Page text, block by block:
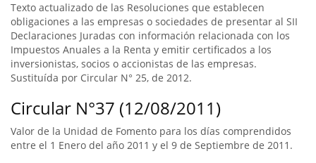
Texto actualizado de las Resoluciones que establecen
obligaciones a las empresas o sociedades de presentar al SII
Declaraciones Juradas con información relacionada con los
Impuestos Anuales a la Renta y emitir certificados a los
inversionistas, socios o accionistas de las empresas.
Sustituída por Circular N° 25, de 2012.
Circular N°37 (12/08/2011)
Valor de la Unidad de Fomento para los días comprendidos
entre el 1 Enero del año 2011 y el 9 de Septiembre de 2011.